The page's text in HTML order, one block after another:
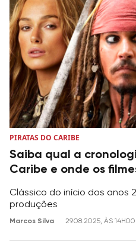
PIRATAS DO CARIBE
Saiba qual a
Caribe e onde os
Clássico do início dos anos
produções
Marcos Silva 29.08.2025, ÀS 14H00